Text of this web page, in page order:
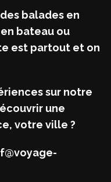
balades en
bateau ou
est partout et on
sur notre
une
votre ville ?